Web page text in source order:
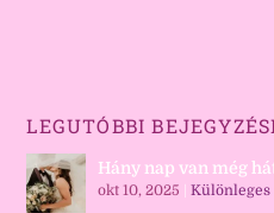
LEGUTÓBBI
Hány nap van még
okt 10, 2025 |Különleges